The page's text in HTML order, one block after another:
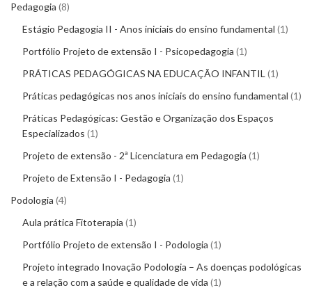
Pedagogia 8
Estágio Pedagogia II - Anos iniciais do ensino fundamental 1
Portfólio Projeto de extensão I - Psicopedagogia 1
PRÁTICAS PEDAGÓGICAS NA EDUCAÇÃO INFANTIL 1
Práticas pedagógicas nos anos iniciais do ensino fundamental 1
Práticas Pedagógicas: Gestão e Organização dos Espaços
Especializados 1
Projeto de extensão - 2ª Licenciatura em Pedagogia 1
Projeto de Extensão I - Pedagogia 1
Podologia 4
Aula prática Fitoterapia 1
Portfólio Projeto de extensão I - Podologia 1
Projeto integrado Inovação Podologia – As doenças podológicas
e a relação com a saúde e qualidade de vida 1